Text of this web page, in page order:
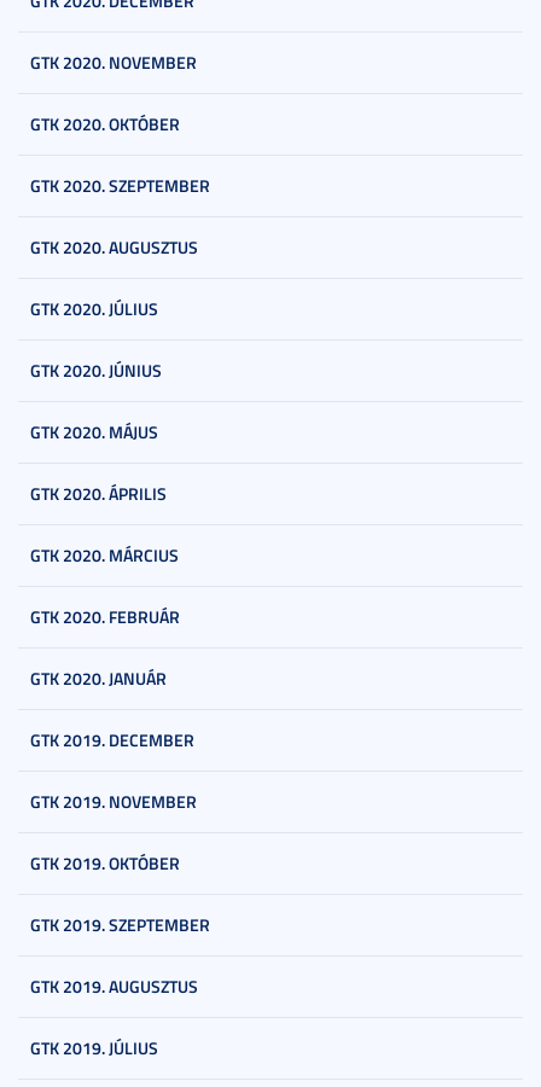
GTK 2020. NOVEMBER
GTK 2020. OKTÓBER
GTK 2020. SZEPTEMBER
GTK 2020. AUGUSZTUS
GTK 2020. JÚLIUS
GTK 2020. JÚNIUS
GTK 2020. MÁJUS
GTK 2020. ÁPRILIS
GTK 2020. MÁRCIUS
GTK 2020. FEBRUÁR
GTK 2020. JANUÁR
GTK 2019. DECEMBER
GTK 2019. NOVEMBER
GTK 2019. OKTÓBER
GTK 2019. SZEPTEMBER
GTK 2019. AUGUSZTUS
GTK 2019. JÚLIUS